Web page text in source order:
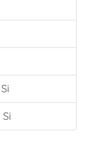
Si
Si